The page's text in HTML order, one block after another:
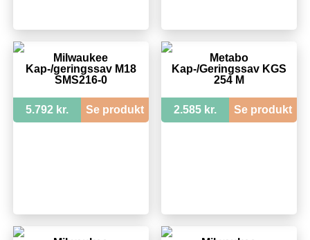
Milwaukee
Kap-/geringssav M18
SMS216-0
5.792 kr. Se produkt
Metabo
Kap-/Geringssav KGS
254 M
2.585 kr. Se produkt